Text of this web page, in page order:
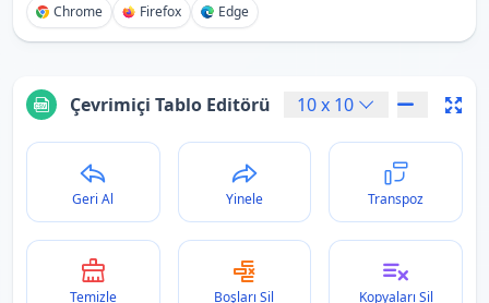
Chrome Firefox Edge
Çevrimiçi Tablo Editörü 10x 10
Geri Al Yinele Transpoz
Temizle Boşları Sil Kopyaları Sil